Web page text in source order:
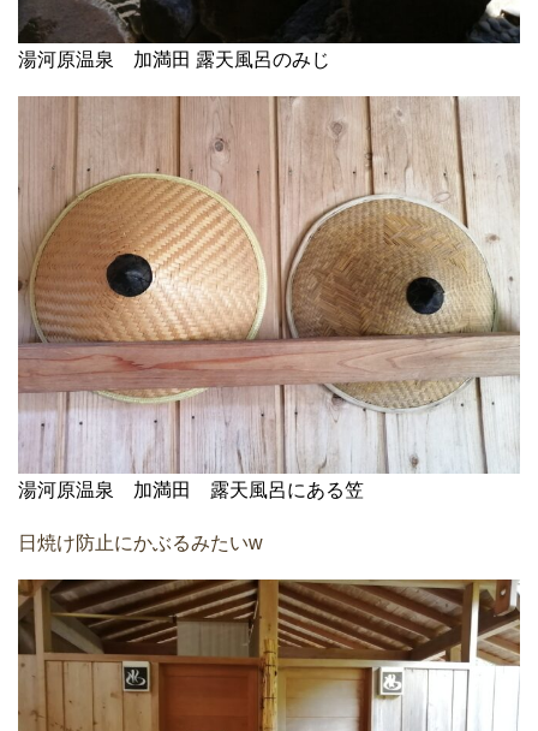
湯河原温泉 加満田 露天風呂のみじ
湯河原温泉 加満田 露天風呂にある笠
日焼け防止にかぶるみたいw